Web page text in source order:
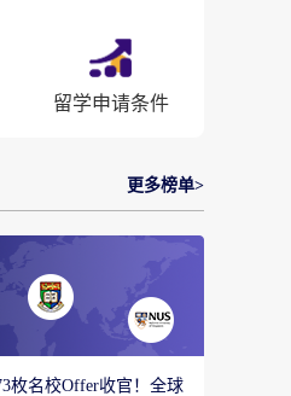
留学申请条件
更多榜单>
枚名校Offer收官！全球